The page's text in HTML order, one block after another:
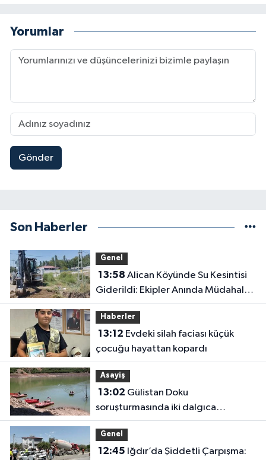
Yorumlar
Gönder
Son Haberler
Genel
13:58
Giderildi: Ekipler Anında Müdahale
Etti
Haberler
13:12
çocuğu hayattan kopardı
Asayiş
13:02
soruşturmasında iki dalgıca
tutuklama
Genel
12:45